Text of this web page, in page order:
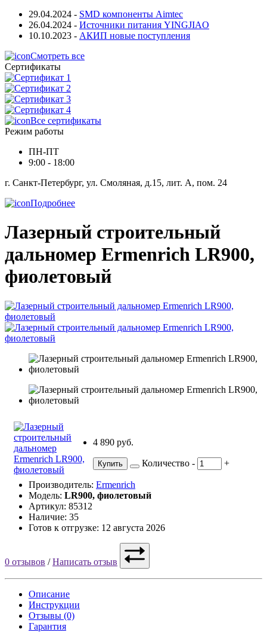
29.04.2024 - SMD компоненты Aimtec
26.04.2024 - Источники питания YINGJIAO
10.10.2023 - АКИП новые поступления
Смотреть все
Сертификаты
Все сертификаты
Режим работы
ПН-ПТ
9:00 - 18:00
г. Санкт-Петербург, ул. Смоляная, д.15, лит. А, пом. 24
Подробнее
Лазерный строительный
дальномер Ermenrich LR900,
фиолетовый
4 890 руб.
Купить Количество - +
Производитель: Ermenrich
Модель: LR900, фиолетовый
Артикул: 85312
Наличие: 35
Готов к отгрузке: 12 августа 2026
0 отзывов /Написать отзыв
Описание
Инструкции
Отзывы (0)
Гарантия